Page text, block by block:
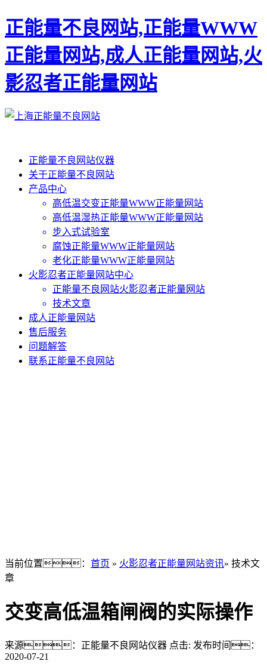
正能量不良网站,正能量WWW
正能量网站,成人正能量网站,火
影忍者正能量网站
正能量不良网站仪器
关于正能量不良网站
产品中心
高低温交变正能量WWW正能量网站
高低温湿热正能量WWW正能量网站
步入式试验室
腐蚀正能量WWW正能量网站
老化正能量WWW正能量网站
火影忍者正能量网站中心
正能量不良网站火影忍者正能量网站
技术文章
成人正能量网站
售后服务
问题解答
联系正能量不良网站
当前位置： 首页 » 火影忍者正能量网站资讯» 技术文
章
交变高低温箱闸阀的实际操作
来源：正能量不良网站仪器 点击: 发布时间：
2020-07-21